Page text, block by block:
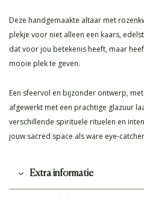
Deze handgemaakte altaar met
plekje voor niet alleen een kaars,
dat voor jou betekenis heeft, maar
mooie plek te geven.
Een sfeervol en bijzonder ontwerp,
afgewerkt met een prachtige glazuur
verschillende spirituele rituelen en
jouw sacred space als ware eye-
Extra informatie